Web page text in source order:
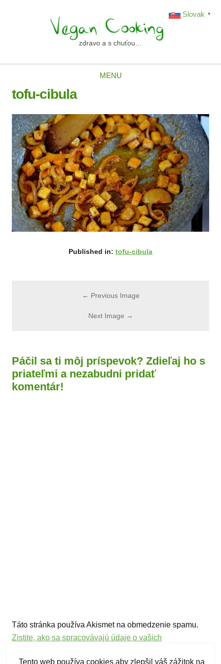
vegancooking.skzdravo a s chuťou…
MENU
tofu-cibula
Published in: tofu-cibula
← Previous Image
Next Image →
Páčil sa ti môj príspevok? Zdieľaj ho s
priateľmi a nezabudni pridať
komentár!
Táto stránka používa Akismet na obmedzenie spamu.
Zistite, ako sa spracovávajú údaje o vašich
Slovak ▼
Tento web používa cookies aby zlepšil váš zážitok na